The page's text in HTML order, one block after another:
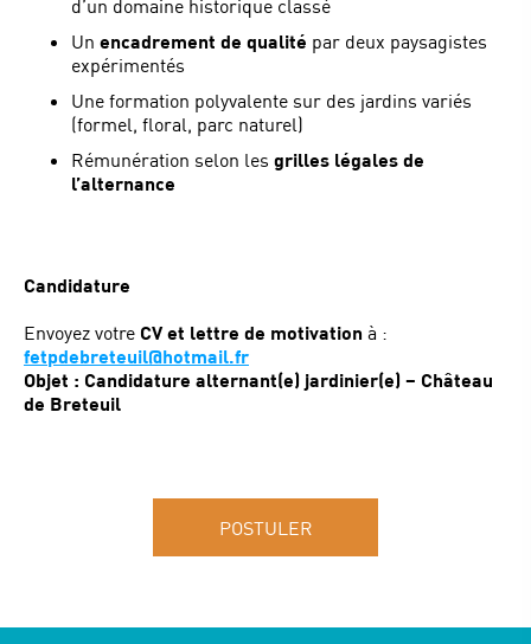
d’un domaine historique classé
Un encadrement de qualité par deux paysagistes
expérimentés
Une formation polyvalente sur des jardins variés
(formel, floral, parc naturel)
Rémunération selon les grilles légales de
l’alternance
Candidature
Envoyez votre CV et lettre de motivation à :
fetpdebreteuil@hotmail.fr
Objet : Candidature alternant(e) jardinier(e) – Château
de Breteuil
POSTULER